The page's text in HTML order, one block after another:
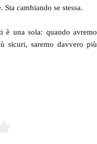
cambiando se stessa.
è una sola: quando avremo
sicuri, saremo davvero più